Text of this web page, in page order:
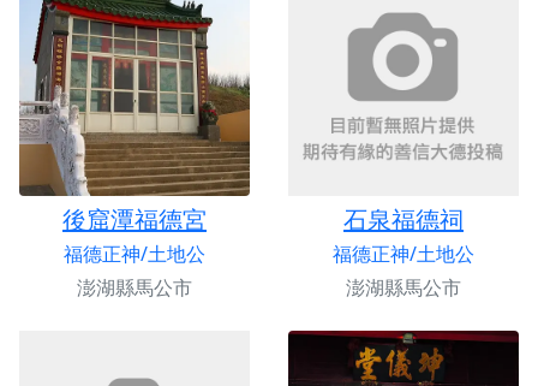
後窟潭福德宮
福德正神/土地公
澎湖縣馬公市
石泉福德祠
福德正神/土地公
澎湖縣馬公市